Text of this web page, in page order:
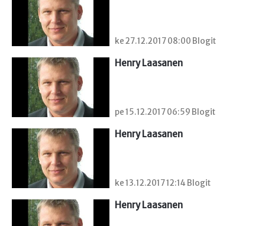
ke 27.12.2017 08:00 Blogit
Henry Laasanen
pe 15.12.2017 06:59 Blogit
Henry Laasanen
ke 13.12.2017 12:14 Blogit
Henry Laasanen